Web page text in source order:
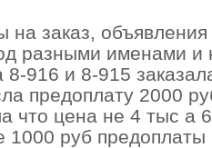
на заказ, объявления
разными именами и
8-916 и 8-915
предоплату 2000
что цена не 4 тыс а
1000 руб